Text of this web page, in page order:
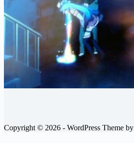
Copyright © 2026 - WordPress Theme by